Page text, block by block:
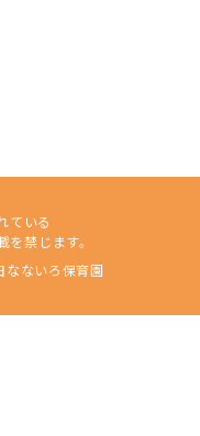
ている
禁じます。
ないろ保育園